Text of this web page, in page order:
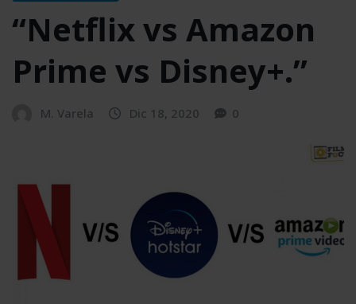
“Netflix vs Amazon
Prime vs Disney+.”
M. Varela Dic 18, 2020 0